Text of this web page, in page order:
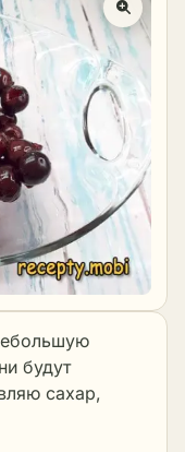
будут
сахар,